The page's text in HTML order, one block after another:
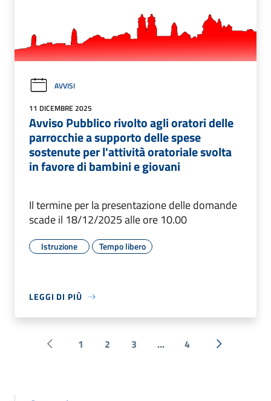
AVVISI
11 DICEMBRE 2025
Avviso Pubblico rivolto agli oratori delle
parrocchie a supporto delle spese
sostenute per l'attività oratoriale svolta
in favore di bambini e giovani
Il termine per la presentazione delle domande
scade il 18/12/2025 alle ore 10.00
Istruzione Tempo libero
LEGGI DI PIÙ
Pagina precedente
1 2 3 ... 4 Successiva